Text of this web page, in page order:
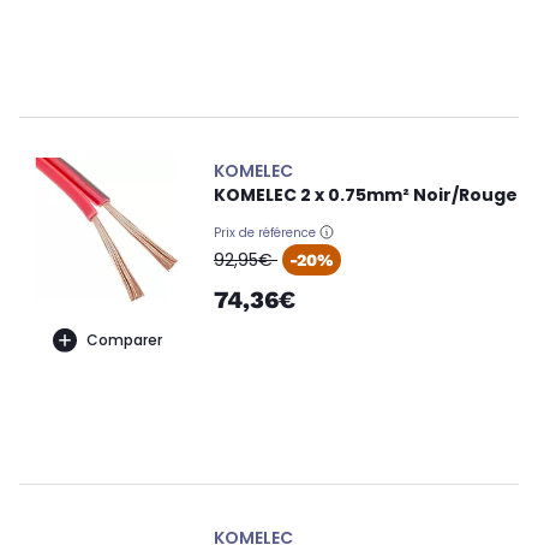
Comparer
KOMELEC
KOMELEC 2 x 0.75mm² Noir/Rouge
Prix de référence
oldPrice
92,95€ -20%
74,36€
KOMELEC